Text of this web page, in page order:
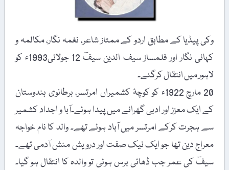
وکی پیڈیا کے مطابق اردو کے ممتاز شاعر، نغمہ نگار، مکالمہ و
کہانی نگار اور فلمساز سیف الدین سیفؔ 12 جولائی1993ء کو
لاہور میں انتقال کرگئے۔
20 مارچ 1922ء کو کوچۂ کشمیراں امرتسر، برطانوی ہندوستان
کے ایک معزز اور ادبی گھرانے میں پیدا ہوئے۔آبا و اجداد کشمیر
سے ہجرت کرکے امرتسر میں آباد ہوئے تھے۔ والد کا نام خواجہ
معراج دین تھا جو ایک نیک صفت اور درویش منش آدمی تھے۔
سیفؔ کی عمر جب ڈھائی برس ہوئی تو والدہ کا انتقال ہو گیا۔